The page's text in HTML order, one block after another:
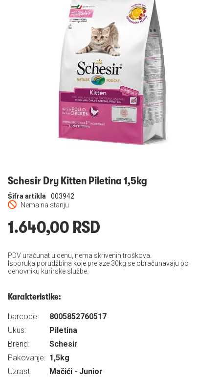
Schesir Dry Kitten Piletina 1,5kg
Nema na stanju
Šifra artikla 003942
1.640,00 RSD
PDV uračunat u cenu, nema skrivenih troškova.
Isporuka porudžbina koje prelaze 30kg se obračunavaju po
cenovniku kurirske službe.
Karakteristike:
barcode:
8005852760517
Ukus:
Piletina
Brend:
Schesir
Pakovanje: 1,5kg
Uzrast:
Mačići - Junior